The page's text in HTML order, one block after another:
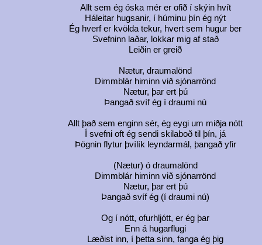
Allt sem ég óska mér er ofið í skýin hvít
Háleitar hugsanir, í húminu þín ég nýt
Ég hverf er kvölda tekur, hvert sem hugur ber
Svefninn laðar, lokkar mig af stað
Leiðin er greið
Nætur, draumalönd
Dimmblár himinn við sjónarrönd
Nætur, þar ert þú
Þangað svíf ég í draumi nú
Allt það sem enginn sér, ég eygi um miðja nótt
Í svefni oft ég sendi skilaboð til þín, já
Þögnin flytur þvílík leyndarmál, þangað yfir
(Nætur) ó draumalönd
Dimmblár himinn við sjónarrönd
Nætur, þar ert þú
Þangað svíf ég (í draumi nú)
Og í nótt, ofurhljótt, er ég þar
Enn á hugarflugi
Læðist inn, í þetta sinn, fanga ég þig